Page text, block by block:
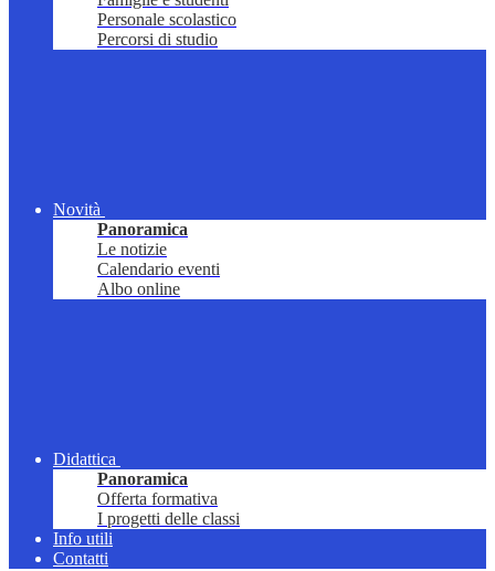
Personale scolastico
Percorsi di studio
Novità
Panoramica
Le notizie
Calendario eventi
Albo online
Didattica
Panoramica
Offerta formativa
I progetti delle classi
Info utili
Contatti